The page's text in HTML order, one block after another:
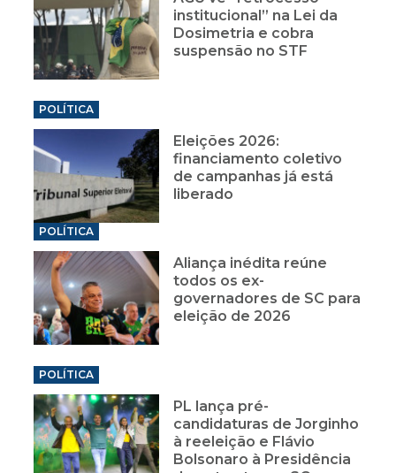
institucional” na Lei da
Dosimetria e cobra
suspensão no STF
POLÍTICA
Eleições 2026:
financiamento coletivo
de campanhas já está
liberado
POLÍTICA
Aliança inédita reúne
todos os ex-
governadores de SC para
eleição de 2026
POLÍTICA
PL lança pré-
candidaturas de Jorginho
à reeleição e Flávio
Bolsonaro à Presidência